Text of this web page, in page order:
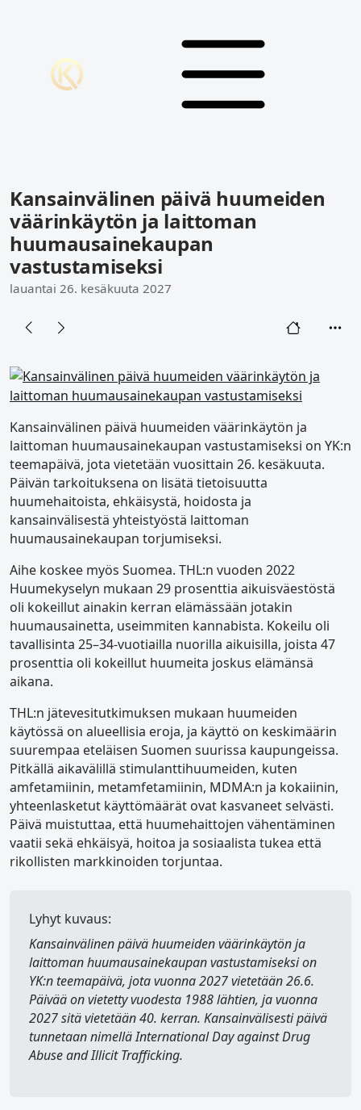
Kansainvälinen päivä huumeiden
väärinkäytön ja laittoman
huumausainekaupan
vastustamiseksi
lauantai 26. kesäkuuta 2027
Kansainvälinen päivä huumeiden väärinkäytön ja
laittoman huumausainekaupan vastustamiseksi on YK:n
teemapäivä, jota vietetään vuosittain 26. kesäkuuta.
Päivän tarkoituksena on lisätä tietoisuutta
huumehaitoista, ehkäisystä, hoidosta ja
kansainvälisestä yhteistyöstä laittoman
huumausainekaupan torjumiseksi.
Aihe koskee myös Suomea. THL:n vuoden 2022
Huumekyselyn mukaan 29 prosenttia aikuisväestöstä
oli kokeillut ainakin kerran elämässään jotakin
huumausainetta, useimmiten kannabista. Kokeilu oli
tavallisinta 25–34-vuotiailla nuorilla aikuisilla, joista 47
prosenttia oli kokeillut huumeita joskus elämänsä
aikana.
THL:n jätevesitutkimuksen mukaan huumeiden
käytössä on alueellisia eroja, ja käyttö on keskimäärin
suurempaa eteläisen Suomen suurissa kaupungeissa.
Pitkällä aikavälillä stimulanttihuumeiden, kuten
amfetamiinin, metamfetamiinin, MDMA:n ja kokaiinin,
yhteenlasketut käyttömäärät ovat kasvaneet selvästi.
Päivä muistuttaa, että huumehaittojen vähentäminen
vaatii sekä ehkäisyä, hoitoa ja sosiaalista tukea että
rikollisten markkinoiden torjuntaa.
Lyhyt kuvaus:
Kansainvälinen päivä huumeiden väärinkäytön ja
laittoman huumausainekaupan vastustamiseksion
YK:n teemapäivä, jota vuonna 2027 vietetään 26.6.
Päivää on vietetty vuodesta 1988 lähtien, ja vuonna
2027 sitä vietetään 40. kerran. Kansainvälisesti päivä
tunnetaan nimelläInternational Day against Drug
Abuse and Illicit Trafficking.